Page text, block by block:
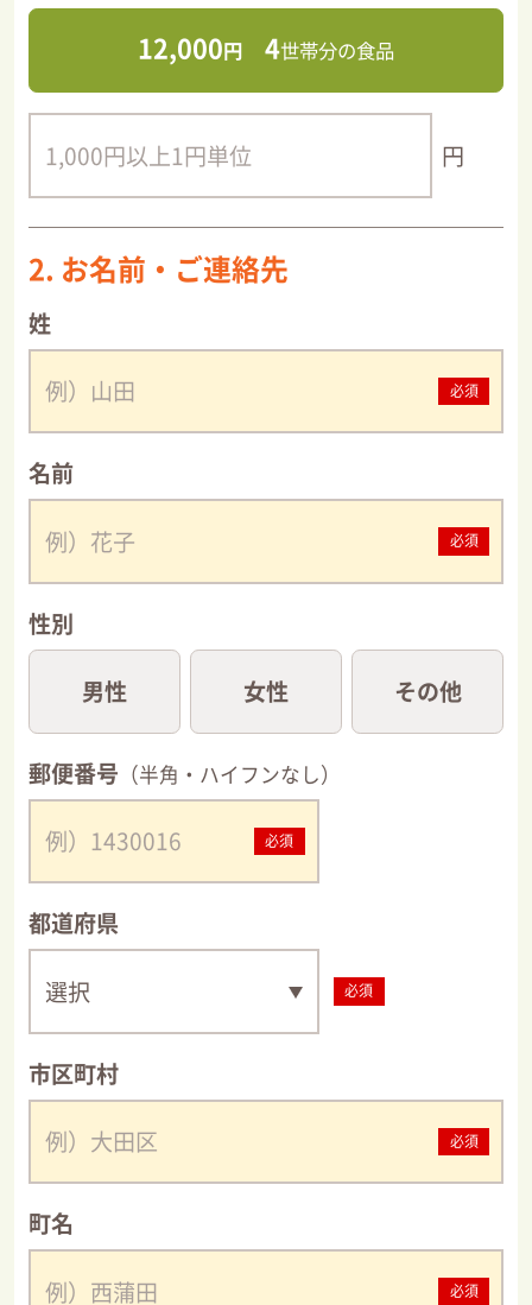
12,000 円 4世帯分の食品
円
2. お名前・ご連絡先
姓
必須
名前
必須
性別
男性 女性 その他
郵便番号 （半角・ハイフンなし）
必須
都道府県
必須
市区町村
必須
町名
必須